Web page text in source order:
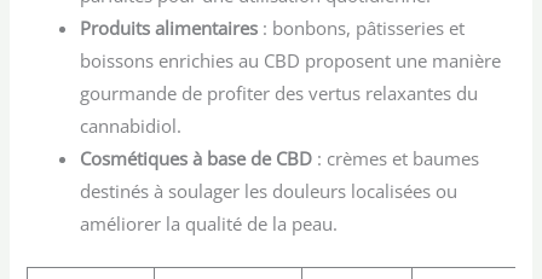
Produits alimentaires : bonbons, pâtisseries et
boissons enrichies au CBD proposent une manière
gourmande de profiter des vertus relaxantes du
cannabidiol.
Cosmétiques à base de CBD : crèmes et baumes
destinés à soulager les douleurs localisées ou
améliorer la qualité de la peau.